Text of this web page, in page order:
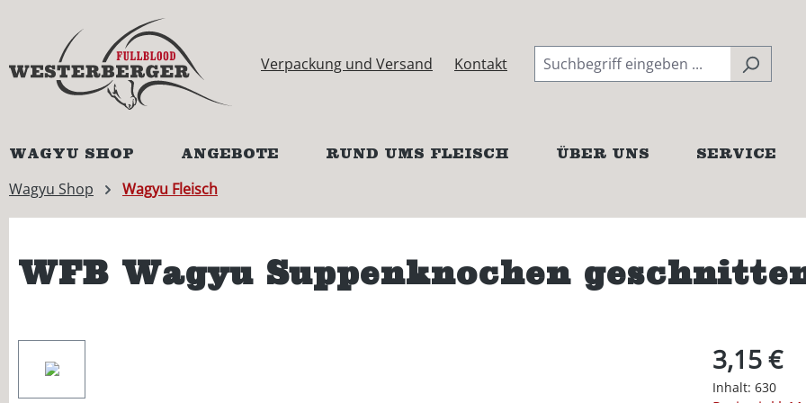
Zur Hauptnavigation springen
Verpackung und Versand Kontakt
WAGYU SHOP ANGEBOTE RUND UMS FLEISCH ÜBER UNS
SERVICE
Wagyu Shop
Wagyu Fleisch
WFB Wagyu Suppenknochen
3,15 €
Inhalt:630